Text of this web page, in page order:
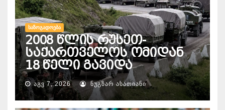
ᲡᲐᲖᲝᲒᲐᲓᲝᲔᲑᲐ
2008 წლის რუსეთ-
საქართველოს ომიდან
18 წელი გავიდა
ᲐᲒᲕ 7, 2026 ᲜᲣᲒᲖᲐᲠ ᲐᲡᲐᲗᲘᲐᲜᲘ